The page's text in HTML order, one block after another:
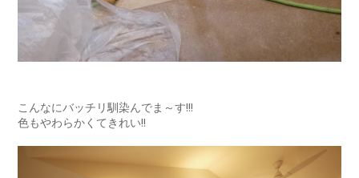
こんなにバッチリ馴染んでま～す!!!
色もやわらかくてきれい!!